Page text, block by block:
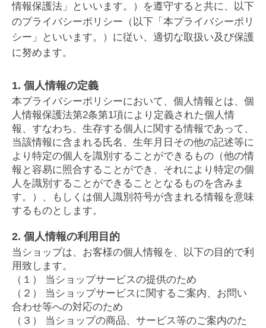
情報保護法」といいます。）を遵守すると共に、以下
のプライバシーポリシー（以下「本プライバシーポリ
シー」といいます。）に従い、適切な取扱い及び保護
に努めます。
1. 個人情報の定義
本プライバシーポリシーにおいて、個人情報とは、個
人情報保護法第2条第1項により定義された個人情
報、すなわち、生存する個人に関する情報であって、
当該情報に含まれる氏名、生年月日その他の記述等に
より特定の個人を識別することができるもの（他の情
報と容易に照合することができ、それにより特定の個
人を識別することができることとなるものを含みま
す。）、もしくは個人識別符号が含まれる情報を意味
するものとします。
2. 個人情報の利用目的
当ショップは、お客様の個人情報を、以下の目的で利
用致します。
（１） 当ショップサービスの提供のため
（２） 当ショップサービスに関するご案内、お問い
合わせ等への対応のため
（３） 当ショップの商品、サービス等のご案内のた